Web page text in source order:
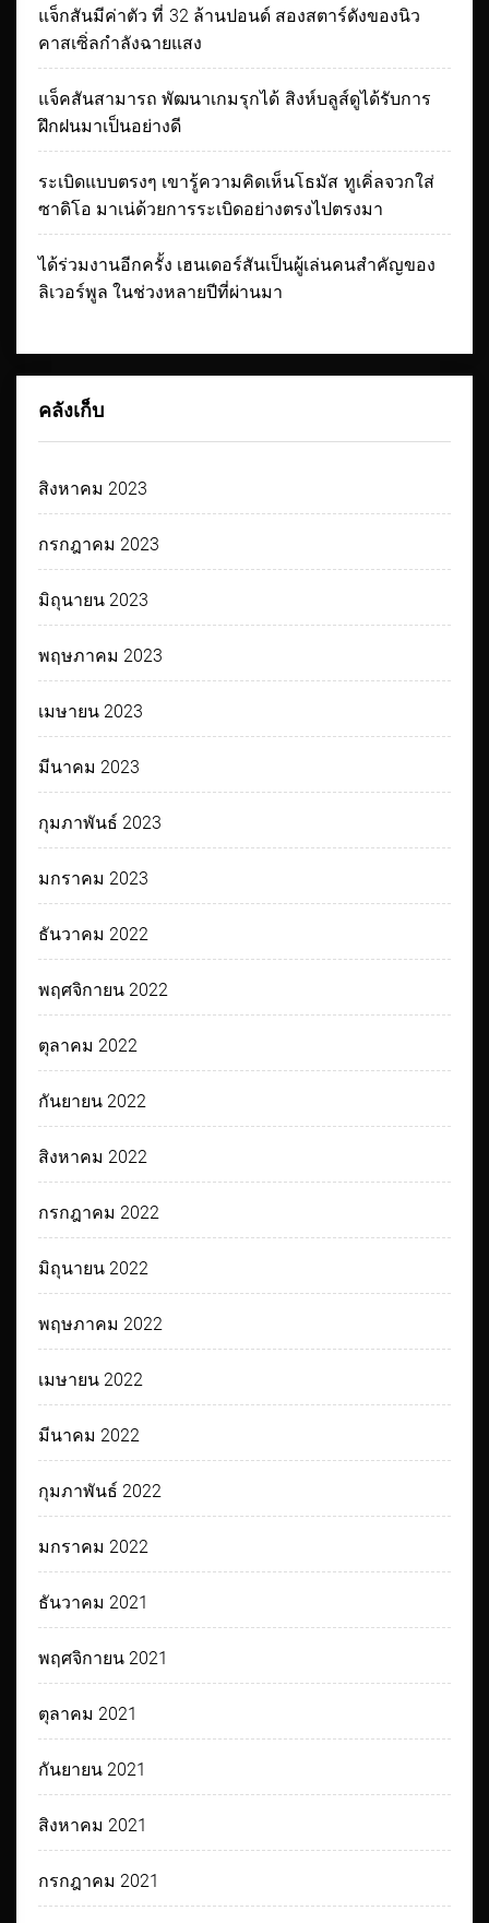
แจ็กสันมีค่าตัว ที่ 32 ล้านปอนด์ สองสตาร์ดังของนิว
คาสเซิ่ลกำลังฉายแสง
แจ็คสันสามารถ พัฒนาเกมรุกได้ สิงห์บลูส์ดูได้รับการ
ฝึกฝนมาเป็นอย่างดี
ระเบิดแบบตรงๆ เขารู้ความคิดเห็นโธมัส ทูเคิ่ลจวกใส่
ซาดิโอ มาเน่ด้วยการระเบิดอย่างตรงไปตรงมา
ได้ร่วมงานอีกครั้ง เฮนเดอร์สันเป็นผู้เล่นคนสำคัญของ
ลิเวอร์พูล ในช่วงหลายปีที่ผ่านมา
คลังเก็บ
สิงหาคม 2023
กรกฎาคม 2023
มิถุนายน 2023
พฤษภาคม 2023
เมษายน 2023
มีนาคม 2023
กุมภาพันธ์ 2023
มกราคม 2023
ธันวาคม 2022
พฤศจิกายน 2022
ตุลาคม 2022
กันยายน 2022
สิงหาคม 2022
กรกฎาคม 2022
มิถุนายน 2022
พฤษภาคม 2022
เมษายน 2022
มีนาคม 2022
กุมภาพันธ์ 2022
มกราคม 2022
ธันวาคม 2021
พฤศจิกายน 2021
ตุลาคม 2021
กันยายน 2021
สิงหาคม 2021
กรกฎาคม 2021